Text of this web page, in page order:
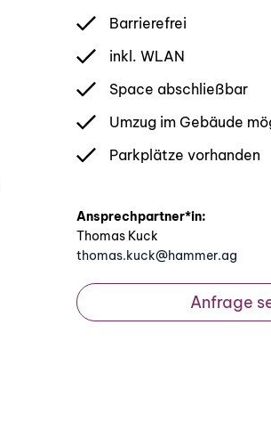
Barrierefrei
inkl. WLAN
Space abschließbar
Umzug im Gebäude
Parkplätze vorhanden
Ansprechpartner*in:
Thomas Kuck
thomas.kuck@hammer.ag
Anfrage